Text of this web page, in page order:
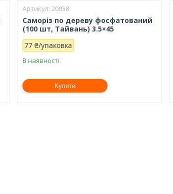
20058
Саморіз по дереву фосфатований
(100 шт, Тайвань) 3.5×45
77 ₴/упаковка
В наявності
Купити